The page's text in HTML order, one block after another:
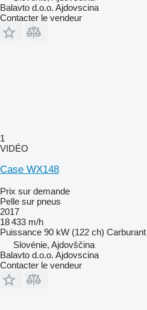
Balavto d.o.o. Ajdovscina
Contacter le vendeur
1
VIDÉO
Case WX148
Prix sur demande
Pelle sur pneus
2017
18 433 m/h
Puissance 90 kW (122 ch) Carburant
Slovénie, Ajdovščina
Balavto d.o.o. Ajdovscina
Contacter le vendeur